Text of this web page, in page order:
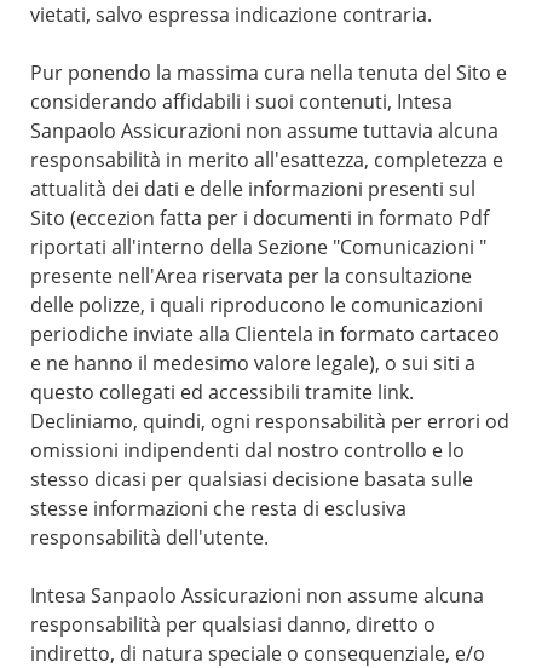
vietati, salvo espressa indicazione contraria.
Pur ponendo la massima cura nella tenuta del Sito e
considerando affidabili i suoi contenuti, Intesa
Sanpaolo Assicurazioni non assume tuttavia alcuna
responsabilità in merito all'esattezza, completezza e
attualità dei dati e delle informazioni presenti sul
Sito (eccezion fatta per i documenti in formato Pdf
riportati all'interno della Sezione "Comunicazioni "
presente nell'Area riservata per la consultazione
delle polizze, i quali riproducono le comunicazioni
periodiche inviate alla Clientela in formato cartaceo
e ne hanno il medesimo valore legale), o sui siti a
questo collegati ed accessibili tramite link.
Decliniamo, quindi, ogni responsabilità per errori od
omissioni indipendenti dal nostro controllo e lo
stesso dicasi per qualsiasi decisione basata sulle
stesse informazioni che resta di esclusiva
responsabilità dell'utente.
Intesa Sanpaolo Assicurazioni non assume alcuna
responsabilità per qualsiasi danno, diretto o
indiretto, di natura speciale o consequenziale, e/o